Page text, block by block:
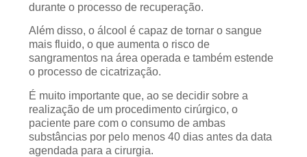
durante o processo de recuperação.
Além disso, o álcool é capaz de tornar o sangue
mais fluido, o que aumenta o risco de
sangramentos na área operada e também estende
o processo de cicatrização.
É muito importante que, ao se decidir sobre a
realização de um procedimento cirúrgico, o
paciente pare com o consumo de ambas
substâncias por pelo menos 40 dias antes da data
agendada para a cirurgia.